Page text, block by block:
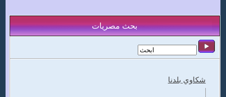
بحث مصريات
شكاوي بلدنا